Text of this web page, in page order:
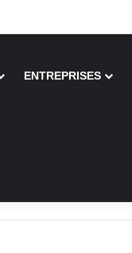
greffe inédite
ENTREPRISES